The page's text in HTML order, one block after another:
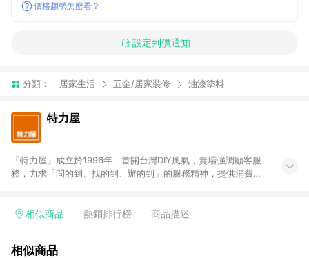
價格趨勢怎麼看？
設定到價通知
分類： 居家生活 五金/居家裝修 油漆塗料
特力屋
「特力屋」成立於1996年，首開台灣DIY風氣，賣場強調顧客服
務，力求「問的到、找的到、辦的到」的服務精神，提供消費者
客找到居家修繕、佈置或裝潢時所需；另外，在各家分店內規劃
等各方面進行整合，提升服務質感，期望每一位來店顧客，能輕
相似商品 熱銷排行榜 商品描述
相似商品